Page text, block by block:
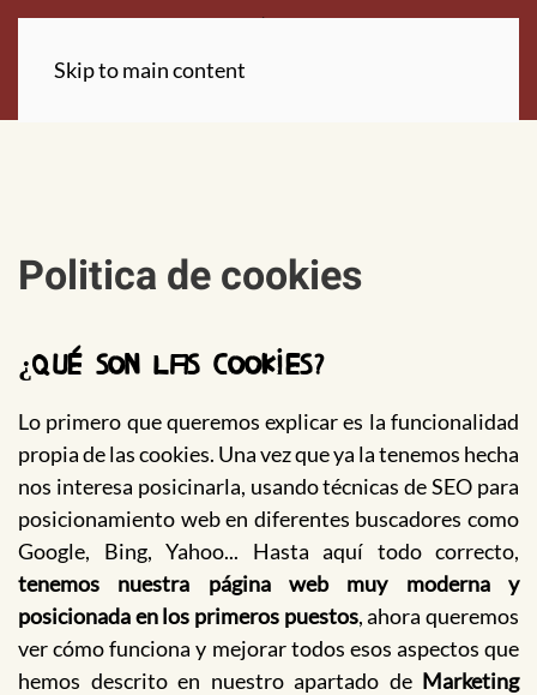
Skip to main content
Politica de cookies
¿Qué son las cookies?
Lo primero que queremos explicar es la funcionalidad
propia de las cookies. Una vez que ya la tenemos hecha
nos interesa posicinarla, usando técnicas de SEO para
posicionamiento web en diferentes buscadores como
Google, Bing, Yahoo... Hasta aquí todo correcto,
tenemos nuestra página web muy moderna y
posicionada en los primeros puestos, ahora queremos
ver cómo funciona y mejorar todos esos aspectos que
hemos descrito en nuestro apartado de Marketing